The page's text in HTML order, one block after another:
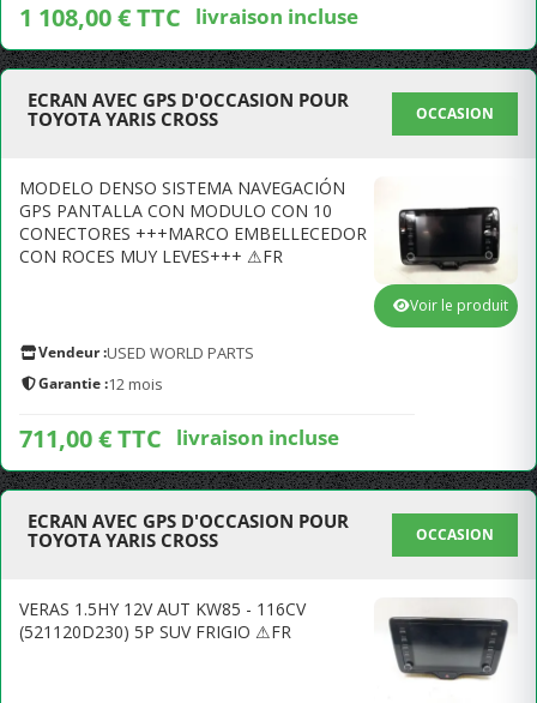
1 108,00 € TTC livraison incluse
ECRAN AVEC GPS D'OCCASION POUR
TOYOTA YARIS CROSS
OCCASION
MODELO DENSO SISTEMA NAVEGACIÓN
GPS PANTALLA CON MODULO CON 10
CONECTORES +++MARCO EMBELLECEDOR
CON ROCES MUY LEVES+++ ⚠FR
Vendeur :USED WORLD PARTS
Garantie :12 mois
711,00 € TTC livraison incluse
Voir le produit
ECRAN AVEC GPS D'OCCASION POUR
TOYOTA YARIS CROSS
OCCASION
VERAS 1.5HY 12V AUT KW85 - 116CV
(521120D230) 5P SUV FRIGIO ⚠FR